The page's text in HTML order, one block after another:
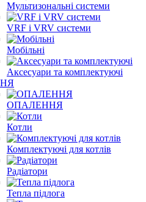
Мультизональні системи
VRF і VRV системи
Мобільні
Аксесуари та комплектуючі
ОПАЛЕННЯ
Котли
Комплектуючі для котлів
Радіатори
Тепла підлога